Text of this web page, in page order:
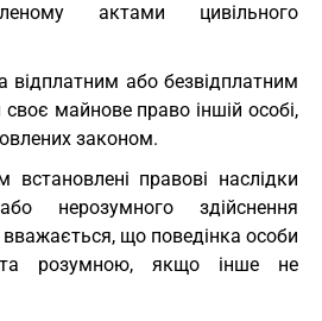
актами цивільного
або безвідплатним
майнове право іншій особі,
законом.
правові наслідки
нерозумного здійснення
що поведінка особи
розумною, якщо інше не